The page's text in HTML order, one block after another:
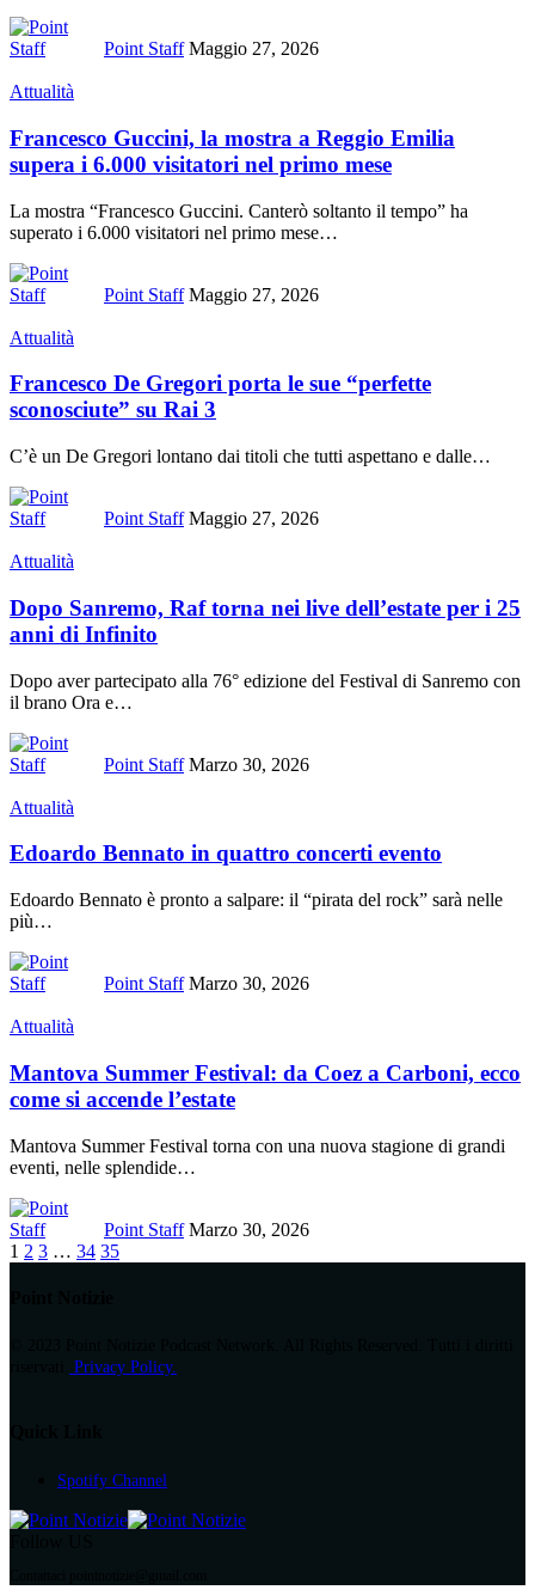
Point Staff Maggio 27, 2026
Attualità
Francesco Guccini, la mostra a Reggio Emilia
supera i 6.000 visitatori nel primo mese
La mostra “Francesco Guccini. Canterò soltanto il tempo” ha
superato i 6.000 visitatori nel primo mese…
Point Staff Maggio 27, 2026
Attualità
Francesco De Gregori porta le sue “perfette
sconosciute” su Rai 3
C’è un De Gregori lontano dai titoli che tutti aspettano e dalle…
Point Staff Maggio 27, 2026
Attualità
Dopo Sanremo, Raf torna nei live dell’estate per i 25
anni di Infinito
Dopo aver partecipato alla 76° edizione del Festival di Sanremo con
il brano Ora e…
Point Staff Marzo 30, 2026
Attualità
Edoardo Bennato in quattro concerti evento
Edoardo Bennato è pronto a salpare: il “pirata del rock” sarà nelle
più…
Point Staff Marzo 30, 2026
Attualità
Mantova Summer Festival: da Coez a Carboni, ecco
come si accende l’estate
Mantova Summer Festival torna con una nuova stagione di grandi
eventi, nelle splendide…
Point Staff Marzo 30, 2026
1 2 3 … 34 35
Privacy Policy.
Spotify Channel